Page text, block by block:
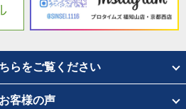
らをご覧ください
お客様の声